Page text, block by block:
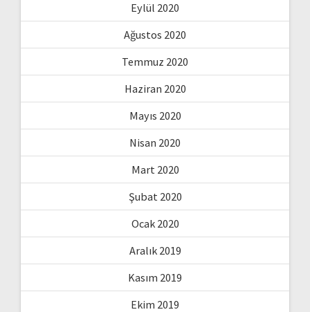
Eylül 2020
Ağustos 2020
Temmuz 2020
Haziran 2020
Mayıs 2020
Nisan 2020
Mart 2020
Şubat 2020
Ocak 2020
Aralık 2019
Kasım 2019
Ekim 2019